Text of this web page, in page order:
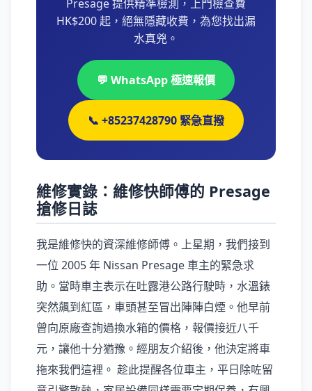
Presage 提供精準檢測，上門檢查費
HK$200 起，絕無隱藏收費，為您找出漏
水真兇。
💬 WhatsApp 極速報價
📞 +85237428790 緊急直撥
維修實錄：維修快師傅的 Presage
搶修日誌
我是維修快的資深維修師傅。上星期，我們接到
一位 2005 年 Nissan Presage 車主的緊急求
助。當時車主表示在吐露港公路行駛時，水溫錶
突然飆到紅區，車頭甚至冒出陣陣白煙。他早前
曾向原廠查詢過換水箱的價格，報價接近八千
元，讓他十分猶豫。經朋友介紹後，他決定將車
拖來我們這裡。 趁此提醒各位車主，平日除咗留